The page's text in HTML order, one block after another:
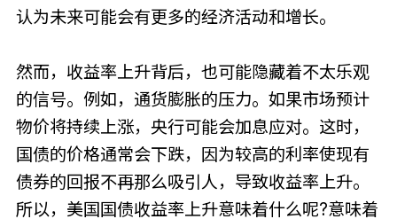
认为未来可能会有更多的经济活动和增长。
然而，收益率上升背后，也可能隐藏着不太乐观
的信号。例如，通货膨胀的压力。如果市场预计
物价将持续上涨，央行可能会加息应对。这时，
国债的价格通常会下跌，因为较高的利率使现有
债券的回报不再那么吸引人，导致收益率上升。
所以，美国国债收益率上升意味着什么呢?意味着